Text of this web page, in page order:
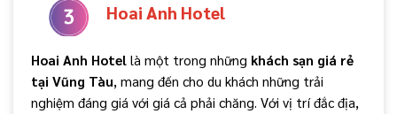
Hoai Anh Hotel
Hoai Anh Hotel là một trong những khách sạn giá rẻ
tại Vũng Tàu, mang đến cho du khách những trải
nghiệm đáng giá với giá cả phải chăng. Với vị trí đắc địa,